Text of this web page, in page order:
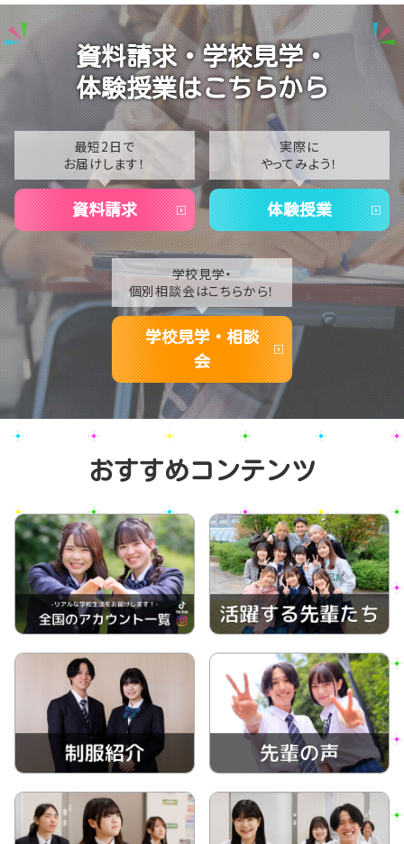
【高崎】近況報告
【高崎】New☆音楽レッスン
2023
2022
2020
資料請求・学校見学・
体験授業はこちらから
最短2日で
お届けします！
資料請求
実際に
やってみよう！
体験授業
学校見学・
個別相談会はこちらから！
学校見学・相談
会
おすすめコンテンツ